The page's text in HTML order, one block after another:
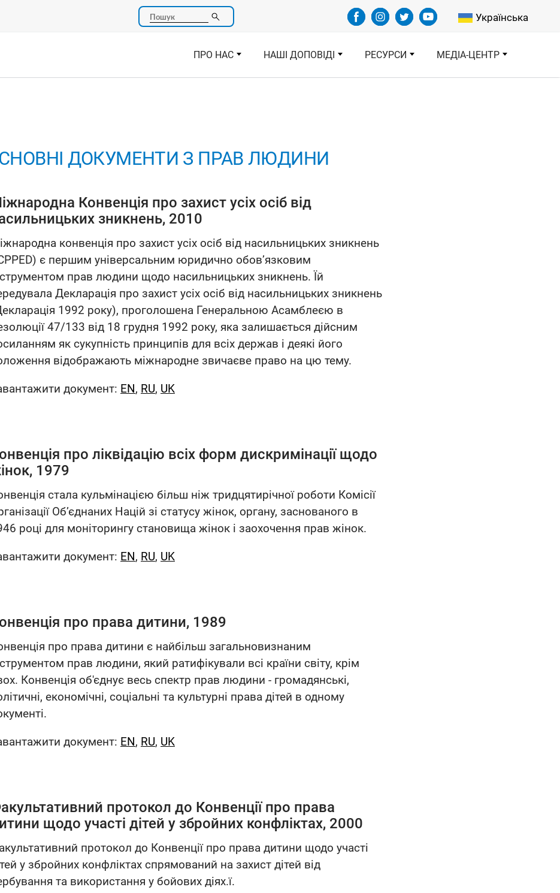
Пошук Select your
Українська
ПРО НАС НАШІ ДОПОВІДІ РЕСУРСИ МЕДІА-ЦЕНТР
ДОКУМЕНТИ З ПРАВ ЛЮДИНИ
Конвенція про захист усіх осіб від
зникнень, 2010
конвенція про захист усіх осіб від насильницьких зникнень
є першим універсальним юридично обов’язковим
прав людини щодо насильницьких зникнень. Їй
Декларація про захист усіх осіб від насильницьких зникнень
1992 року), проголошена Генеральною Асамблеєю в
47/133 від 18 грудня 1992 року, яка залишається дійсним
як сукупність принципів для всіх держав і деякі його
відображають міжнародне звичаєве право на цю тему.
документ: EN, RU, UK
про ліквідацію всіх форм дискримінації щодо
1979
стала кульмінацією більш ніж тридцятирічної роботи Комісії
Об’єднаних Націй зі статусу жінок, органу, заснованого в
році для моніторингу становища жінок і заохочення прав жінок.
документ: EN, RU, UK
про права дитини, 1989
про права дитини є найбільш загальновизнаним
прав людини, який ратифікували всі країни світу, крім
Конвенція об'єднує весь спектр прав людини - громадянські,
економічні, соціальні та культурні права дітей в одному
документ: EN, RU, UK
протокол до Конвенції про права
щодо участі дітей у збройних конфліктах, 2000
протокол до Конвенції про права дитини щодо участі
у збройних конфліктах спрямований на захист дітей від
та використання у бойових діях.ї.